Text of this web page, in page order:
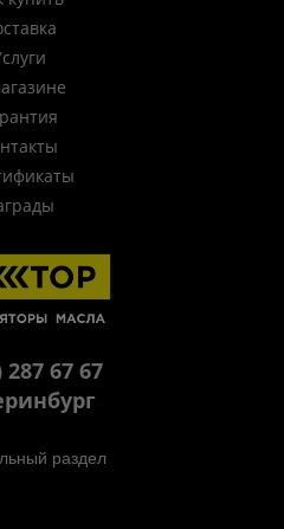
287 67 67
раздел